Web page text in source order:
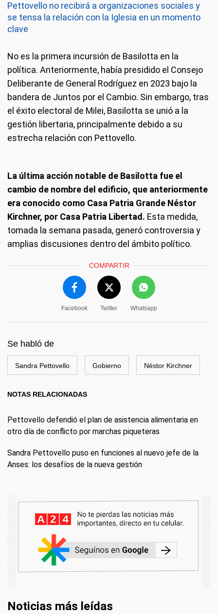
Pettovello no recibirá a organizaciones sociales y
se tensa la relación con la Iglesia en un momento
clave
No es la primera incursión de Basilotta en la
política. Anteriormente, había presidido el Consejo
Deliberante de General Rodríguez en 2023 bajo la
bandera de Juntos por el Cambio. Sin embargo, tras
el éxito electoral de Milei, Basilotta se unió a la
gestión libertaria, principalmente debido a su
estrecha relación con Pettovello.
La última acción notable de Basilotta fue el
cambio de nombre del edificio, que anteriormente
era conocido como Casa Patria Grande Néstor
Kirchner, por Casa Patria Libertad. Esta medida,
tomada la semana pasada, generó controversia y
amplias discusiones dentro del ámbito político.
COMPARTIR
Facebook Twitter Whatsapp
Se habló de
Sandra Pettovello Gobierno Néstor Kirchner
NOTAS RELACIONADAS
Pettovello defendió el plan de asistencia alimentaria en
otro día de conflicto por marchas piqueteras
Sandra Pettovello puso en funciones al nuevo jefe de la
Anses: los desafíos de la nueva gestión
Noticias más leídas